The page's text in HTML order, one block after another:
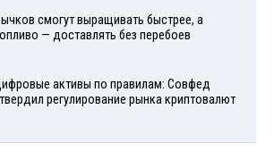
смогут выращивать быстрее, а
— доставлять без перебоев
активы по правилам: Совфед
регулирование рынка криптовалют